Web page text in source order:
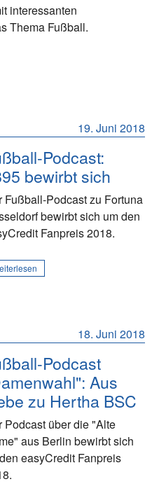
interessanten
Thema Fußball.
19. Juni 2018
Podcast:
bewirbt sich
Fußball-Podcast zu Fortuna
bewirbt sich um den
Fanpreis 2018.
18. Juni 2018
Podcast
Aus
zu Hertha BSC
Podcast über die "Alte
aus Berlin bewirbt sich
easyCredit Fanpreis